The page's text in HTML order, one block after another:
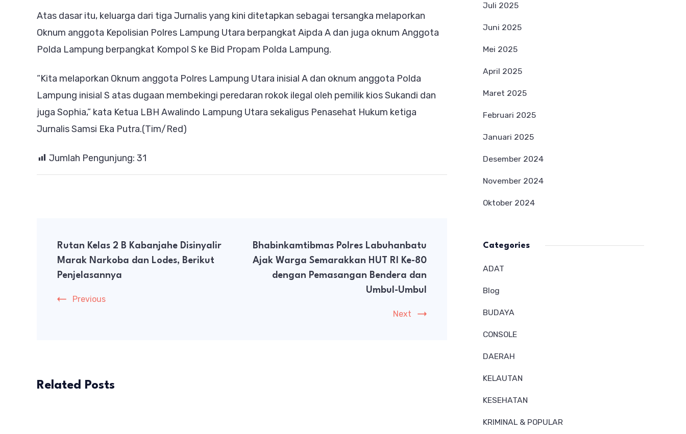
Atas dasar itu, keluarga dari tiga Jurnalis yang kini ditetapkan sebagai tersangka melaporkan
Oknum anggota Kepolisian Polres Lampung Utara berpangkat Aipda A dan juga oknum Anggota
Polda Lampung berpangkat Kompol S ke Bid Propam Polda Lampung.
“Kita melaporkan Oknum anggota Polres Lampung Utara inisial A dan oknum anggota Polda
Lampung inisial S atas dugaan membekingi peredaran rokok ilegal oleh pemilik kios Sukandi dan
juga Sophia,” kata Ketua LBH Awalindo Lampung Utara sekaligus Penasehat Hukum ketiga
Jurnalis Samsi Eka Putra.(Tim/Red)
Jumlah Pengunjung: 31
Navigation
Rutan Kelas 2 B Kabanjahe Disinyalir
Marak Narkoba dan Lodes, Berikut
Penjelasannya
Previous
Bhabinkamtibmas Polres Labuhanbatu
Ajak Warga Semarakkan HUT RI Ke-80
dengan Pemasangan Bendera dan
Umbul-Umbul
Next
Related Posts
Juli 2025
Juni 2025
Mei 2025
April 2025
Maret 2025
Februari 2025
Januari 2025
Desember 2024
November 2024
Oktober 2024
Categories
ADAT
Blog
BUDAYA
CONSOLE
DAERAH
KELAUTAN
KESEHATAN
KRIMINAL & POPULAR